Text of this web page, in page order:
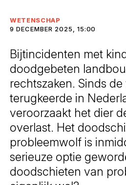
WETENSCHAP
9 DECEMBER 2025, 15:00
Bijtincidenten met
doodgebeten
rechtszaken. Sinds
terugkeerde in
veroorzaakt het dier
overlast. Het
probleemwolf is
serieuze optie
doodschieten van